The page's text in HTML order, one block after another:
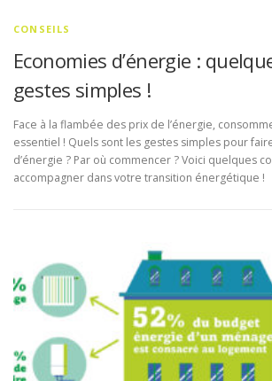
CONSEILS
Economies d’énergie :
gestes simples !
Face à la flambée des prix de l’énergie,
essentiel ! Quels sont les gestes simples pour
d’énergie ? Par où commencer ? Voici quelques
accompagner dans votre transition énergétique !